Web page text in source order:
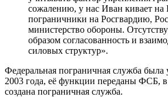
сожалению, у нас Иван кивает на
пограничники на Росгвардию,
министерство обороны.
образом согласованность и
силовых структур».
Федеральная пограничная служба была
2003 года, её функции переданы ФСБ, в
создана пограничная служба.